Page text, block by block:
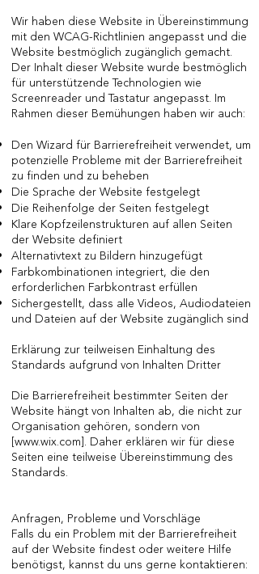
Wir haben diese Website in Übereinstimmung
mit den WCAG-Richtlinien angepasst und die
Website bestmöglich zugänglich gemacht.
Der Inhalt dieser Website wurde bestmöglich
für unterstützende Technologien wie
Screenreader und Tastatur angepasst. Im
Rahmen dieser Bemühungen haben wir auch:
Den Wizard für Barrierefreiheit verwendet, um
potenzielle Probleme mit der Barrierefreiheit
zu finden und zu beheben
Die Sprache der Website festgelegt
Die Reihenfolge der Seiten festgelegt
Klare Kopfzeilenstrukturen auf allen Seiten
der Website definiert
Alternativtext zu Bildern hinzugefügt
Farbkombinationen integriert, die den
erforderlichen Farbkontrast erfüllen
Sichergestellt, dass alle Videos, Audiodateien
und Dateien auf der Website zugänglich sind
Erklärung zur teilweisen Einhaltung des
Standards aufgrund von Inhalten Dritter
Die Barrierefreiheit bestimmter Seiten der
Website hängt von Inhalten ab, die nicht zur
Organisation gehören, sondern von
[www.wix.com]. Daher erklären wir für diese
Seiten eine teilweise Übereinstimmung des
Standards.
Anfragen, Probleme und Vorschläge
Falls du ein Problem mit der Barrierefreiheit
auf der Website findest oder weitere Hilfe
benötigst, kannst du uns gerne kontaktieren: